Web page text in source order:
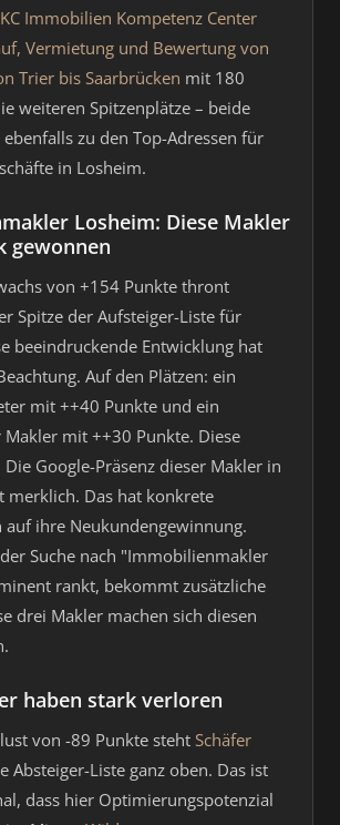
Immobilien Kompetenz Center
Vermietung und Bewertung von
Trier bis Saarbrücken mit 180
weiteren Spitzenplätze – beide
zu den Top-Adressen für
in Losheim.
Losheim: Diese Makler
gewonnen
von +154 Punkte thront
Spitze der Aufsteiger-Liste für
beeindruckende Entwicklung hat
Auf den Plätzen: ein
mit ++40 Punkte und ein
mit ++30 Punkte. Diese
Google-Präsenz dieser Makler in
merklich. Das hat konkrete
auf ihre Neukundengewinnung.
Suche nach "Immobilienmakler
rankt, bekommt zusätzliche
drei Makler machen sich diesen
haben stark verloren
von -89 Punkte steht Schäfer
Absteiger-Liste ganz oben. Das ist
dass hier Optimierungspotenzial